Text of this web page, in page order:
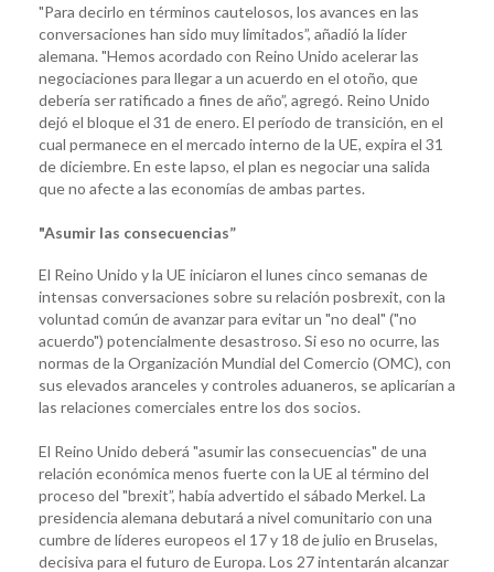
"Para decirlo en términos cautelosos, los avances en las
conversaciones han sido muy limitados”, añadió la líder
alemana. "Hemos acordado con Reino Unido acelerar las
negociaciones para llegar a un acuerdo en el otoño, que
debería ser ratificado a fines de año”, agregó. Reino Unido
dejó el bloque el 31 de enero. El período de transición, en el
cual permanece en el mercado interno de la UE, expira el 31
de diciembre. En este lapso, el plan es negociar una salida
que no afecte a las economías de ambas partes.
"Asumir las consecuencias”
El Reino Unido y la UE iniciaron el lunes cinco semanas de
intensas conversaciones sobre su relación posbrexit, con la
voluntad común de avanzar para evitar un "no deal" ("no
acuerdo") potencialmente desastroso. Si eso no ocurre, las
normas de la Organización Mundial del Comercio (OMC), con
sus elevados aranceles y controles aduaneros, se aplicarían a
las relaciones comerciales entre los dos socios.
El Reino Unido deberá "asumir las consecuencias" de una
relación económica menos fuerte con la UE al término del
proceso del "brexit”, había advertido el sábado Merkel. La
presidencia alemana debutará a nivel comunitario con una
cumbre de líderes europeos el 17 y 18 de julio en Bruselas,
decisiva para el futuro de Europa. Los 27 intentarán alcanzar